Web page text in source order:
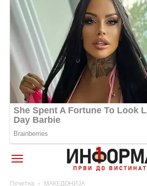
Почетна МАКЕДОНИЈА